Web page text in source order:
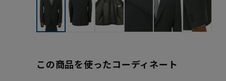
この商品を使ったコーディネート